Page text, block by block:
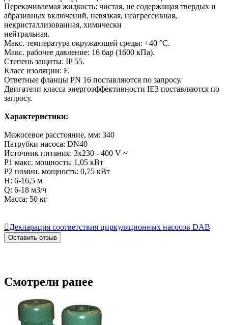
Перекачиваемая жидкость: чистая, не содержащая твердых и
абразивных включений, невязкая, неагрессивная,
некристаллизованная, химически
нейтральная.
Макс. температура окружающей среды: +40 °C.
Макс. рабочее давление: 16 бар (1600 кПа).
Степень защиты: IP 55.
Класс изоляции: F.
Ответные фланцы PN 16 поставляются по запросу.
Двигатели класса энергоэффективности IE3 поставляются по
запросу.
Характеристики:
Межосевое расстояние, мм: 340
Патрубки насоса: DN40
Источник питания: 3x230 - 400 V ~
Р1 макс. мощность: 1,05 кВт
Р2 номин. мощность: 0,75 кВт
Н: 6-16,5 м
Q: 6-18 м3/ч
Масса: 50 кг
Декларация соответствия циркуляционных насосов DAB
Оставить отзыв
Смотрели ранее